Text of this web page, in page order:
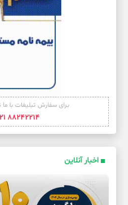
برای سفارش تبلیغات با
88242214 021
اخبار آنلاین